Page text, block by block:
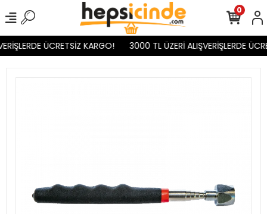
ÜCRETSİZ KARGO! 3000 TL ÜZERİ ALIŞVERİŞLERDE
0